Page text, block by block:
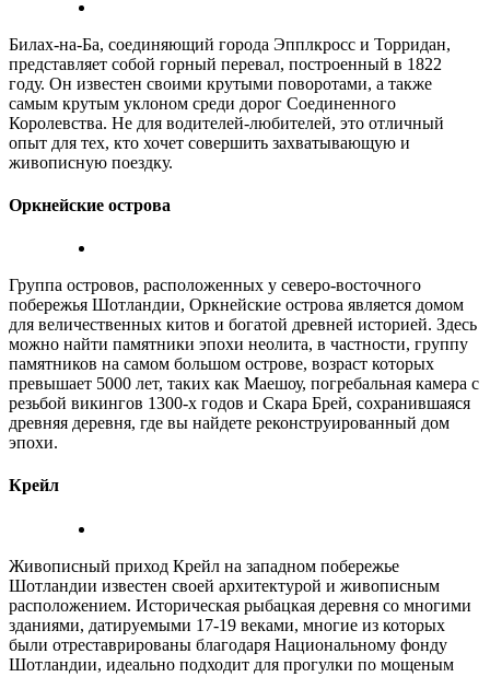
Билах-на-Ба, соединяющий города Эпплкросс и Торридан,
представляет собой горный перевал, построенный в 1822
году. Он известен своими крутыми поворотами, а также
самым крутым уклоном среди дорог Соединенного
Королевства. Не для водителей-любителей, это отличный
опыт для тех, кто хочет совершить захватывающую и
живописную поездку.
Оркнейские острова
Группа островов, расположенных у северо-восточного
побережья Шотландии, Оркнейские острова является домом
для величественных китов и богатой древней историей. Здесь
можно найти памятники эпохи неолита, в частности, группу
памятников на самом большом острове, возраст которых
превышает 5000 лет, таких как Маешоу, погребальная камера с
резьбой викингов 1300-х годов и Скара Брей, сохранившаяся
древняя деревня, где вы найдете реконструированный дом
эпохи.
Крейл
Живописный приход Крейл на западном побережье
Шотландии известен своей архитектурой и живописным
расположением. Историческая рыбацкая деревня со многими
зданиями, датируемыми 17-19 веками, многие из которых
были отреставрированы благодаря Национальному фонду
Шотландии, идеально подходит для прогулки по мощеным